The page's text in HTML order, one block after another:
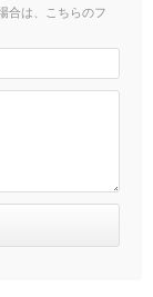
合は、こちらのフ